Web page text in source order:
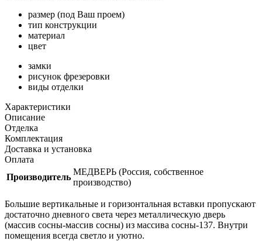
размер (под Ваш проем)
тип конструкции
материал
цвет
замки
рисунок фрезеровки
виды отделки
Характеристики
Описание
Отделка
Комплектация
Доставка и установка
Оплата
Производитель
МЕДВЕРЬ (Россия, собственное
производство)
Большие вертикальные и горизонтальная вставки пропускают
достаточно дневного света через металлическую дверь
(массив сосны-массив сосны) из массива сосны-137. Внутри
помещения всегда светло и уютно.